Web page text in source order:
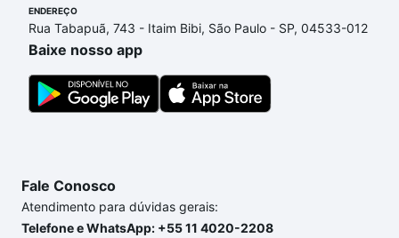
ENDEREÇO
Rua Tabapuã, 743 - Itaim Bibi, São Paulo - SP, 04533-012
Baixe nosso app
Fale Conosco
Atendimento para dúvidas gerais:
Telefone e WhatsApp: +55 11 4020-2208